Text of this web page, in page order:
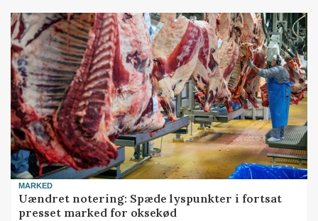
MARKED
Uændret notering: Spæde lyspunkter i fortsat
presset marked for oksekød